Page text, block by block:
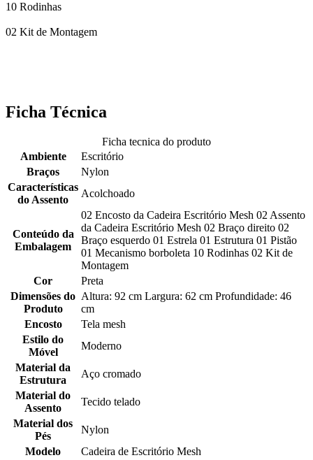
10 Rodinhas
02 Kit de Montagem
Ficha Técnica
Ficha tecnica do produto
Ambiente
Escritório
Braços
Nylon
Características
do Assento
Acolchoado
Conteúdo da
Embalagem
02 Encosto da Cadeira Escritório Mesh 02 Assento
da Cadeira Escritório Mesh 02 Braço direito 02
Braço esquerdo 01 Estrela 01 Estrutura 01 Pistão
01 Mecanismo borboleta 10 Rodinhas 02 Kit de
Montagem
Cor
Preta
Dimensões do
Produto
Altura: 92 cm Largura: 62 cm Profundidade: 46
cm
Encosto
Tela mesh
Estilo do
Móvel
Moderno
Material da
Estrutura
Aço cromado
Material do
Assento
Tecido telado
Material dos
Pés
Nylon
Modelo
Cadeira de Escritório Mesh